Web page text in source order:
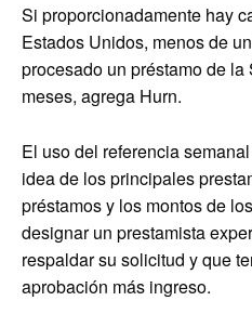
Si proporcionadamente hay
Estados Unidos, menos de
procesado un préstamo de
meses, agrega Hurn.
El uso del referencia
idea de los principales
préstamos y los montos de
designar un prestamista
respaldar su solicitud y que
aprobación más ingreso.